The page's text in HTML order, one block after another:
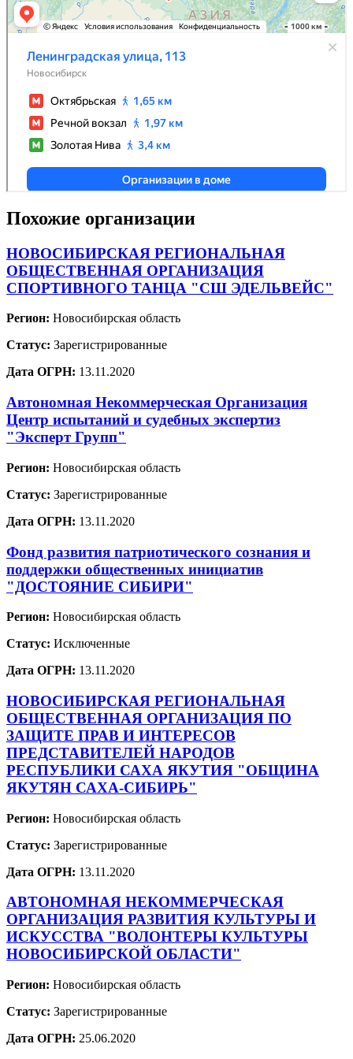
Похожие организации
НОВОСИБИРСКАЯ РЕГИОНАЛЬНАЯ
ОБЩЕСТВЕННАЯ ОРГАНИЗАЦИЯ
СПОРТИВНОГО ТАНЦА "СШ ЭДЕЛЬВЕЙС"
Регион: Новосибирская область
Статус: Зарегистрированные
Дата ОГРН: 13.11.2020
Автономная Некоммерческая Организация
Центр испытаний и судебных экспертиз
"Эксперт Групп"
Регион: Новосибирская область
Статус: Зарегистрированные
Дата ОГРН: 13.11.2020
Фонд развития патриотического сознания и
поддержки общественных инициатив
"ДОСТОЯНИЕ СИБИРИ"
Регион: Новосибирская область
Статус: Исключенные
Дата ОГРН: 13.11.2020
НОВОСИБИРСКАЯ РЕГИОНАЛЬНАЯ
ОБЩЕСТВЕННАЯ ОРГАНИЗАЦИЯ ПО
ЗАЩИТЕ ПРАВ И ИНТЕРЕСОВ
ПРЕДСТАВИТЕЛЕЙ НАРОДОВ
РЕСПУБЛИКИ САХА ЯКУТИЯ "ОБЩИНА
ЯКУТЯН САХА-СИБИРЬ"
Регион: Новосибирская область
Статус: Зарегистрированные
Дата ОГРН: 13.11.2020
АВТОНОМНАЯ НЕКОММЕРЧЕСКАЯ
ОРГАНИЗАЦИЯ РАЗВИТИЯ КУЛЬТУРЫ И
ИСКУССТВА "ВОЛОНТЕРЫ КУЛЬТУРЫ
НОВОСИБИРСКОЙ ОБЛАСТИ"
Регион: Новосибирская область
Статус: Зарегистрированные
Дата ОГРН: 25.06.2020